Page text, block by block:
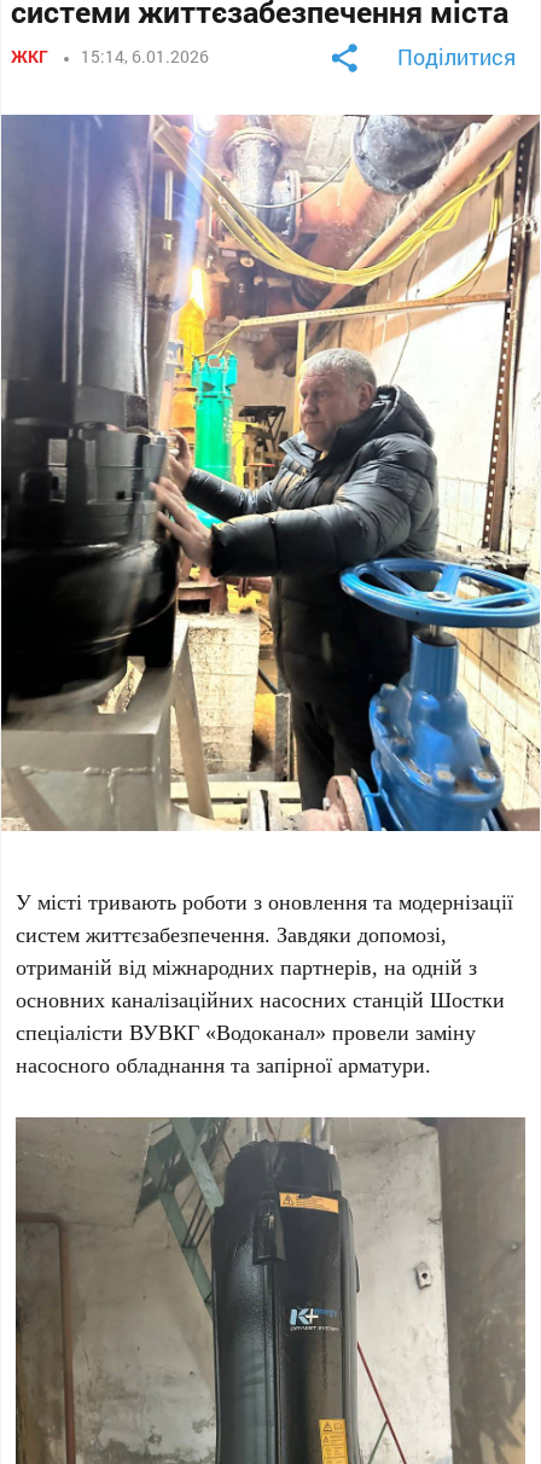
системи життєзабезпечення міста
ЖКГ 15:14, 6.01.2026 Поділитися
У місті тривають роботи з оновлення та модернізації
систем життєзабезпечення. Завдяки допомозі,
отриманій від міжнародних партнерів, на одній з
основних каналізаційних насосних станцій Шостки
спеціалісти ВУВКГ «Водоканал» провели заміну
насосного обладнання та запірної арматури.